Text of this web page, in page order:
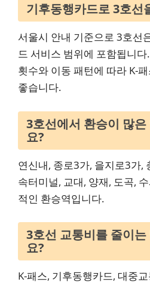
기후동행카드로 3호선
서울시 안내 기준으로 3호선
드 서비스 범위에 포함됩니
횟수와 이동 패턴에 따라 K-
좋습니다.
3호선에서 환승이 많
요?
연신내, 종로3가, 을지로3가,
속터미널, 교대, 양재, 도곡,
적인 환승역입니다.
3호선 교통비를 줄이
요?
K-패스, 기후동행카드, 대중